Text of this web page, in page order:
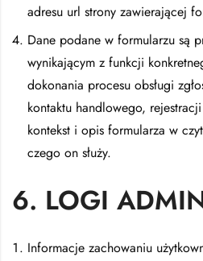
adresu url strony zawierającej
Dane podane w formularzu są
wynikającym z funkcji
dokonania procesu obsługi
kontaktu handlowego,
kontekst i opis formularza w
czego on służy.
6. LOGI
Informacje zachowaniu